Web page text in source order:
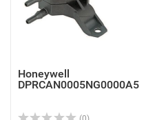
Honeywell
DPRCAN0005NG0000A5